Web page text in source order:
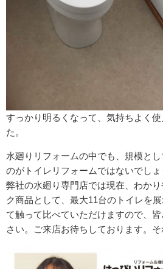
すっかり明るくなって、気持ちよく
た。
水廻りリフォームの中でも、規模と
のがトイレリフォームではないでしょ
弊社の水廻り専門店では現在、わか
ク商品として、最大11台のトイレを
て触って比べていただけますので、
さい。ご来店お待ちしております。そ